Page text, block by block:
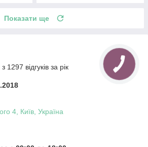
Показати ще
1297 відгуків за рік
4, Київ, Україна